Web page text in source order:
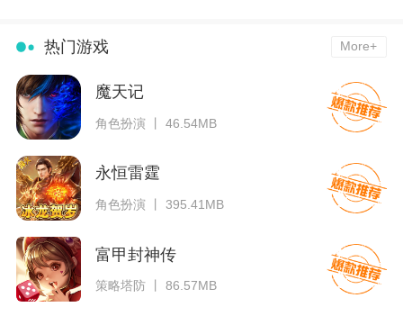
热门游戏 More+
魔天记
角色扮演 丨 46.54MB
永恒雷霆
角色扮演 丨 395.41MB
富甲封神传
策略塔防 丨 86.57MB